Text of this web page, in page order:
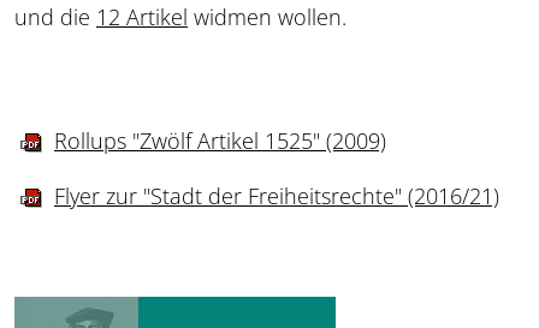
und die 12 Artikel widmen wollen.
Rollups "Zwölf Artikel 1525" (2009)
Flyer zur "Stadt der Freiheitsrechte" (2016/21)